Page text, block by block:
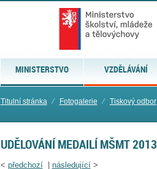
MINISTERSTVO VZDĚLÁVÁNÍ
Titulní stránka ⁄ Fotogalerie ⁄ Tiskový odbor
UDĚLOVÁNÍ MEDAILÍ MŠMT 2013
< předchozí| následující>